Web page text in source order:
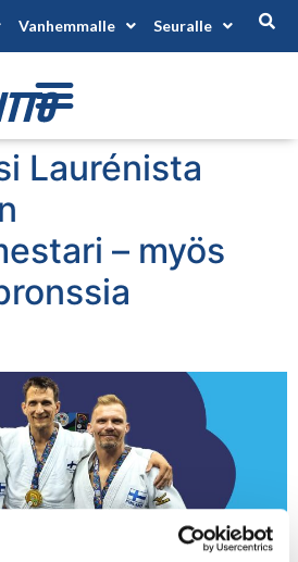
Vanhemmalle Seuralle
Laurénista
– myös